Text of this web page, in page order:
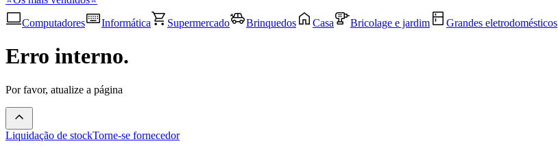
Computadores
Informática Supermercado Brinquedos Casa Bricolage e jardim Grandes eletrodomésticos
Erro interno.
Por favor, atualize a página
Liquidação de stockTorne-se fornecedor